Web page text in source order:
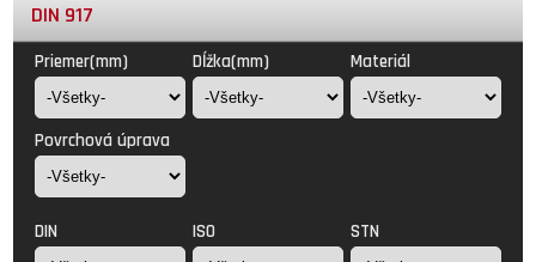
DIN 917
Priemer(mm) Dĺžka(mm) Materiál
Povrchová úprava
DIN ISO STN